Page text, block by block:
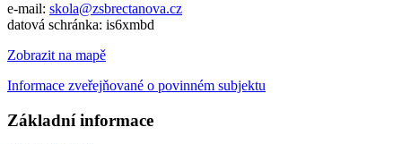
e-mail: skola@zsbrectanova.cz
datová schránka: is6xmbd
Zobrazit na mapě
Informace zveřejňované o povinném subjektu
Základní informace